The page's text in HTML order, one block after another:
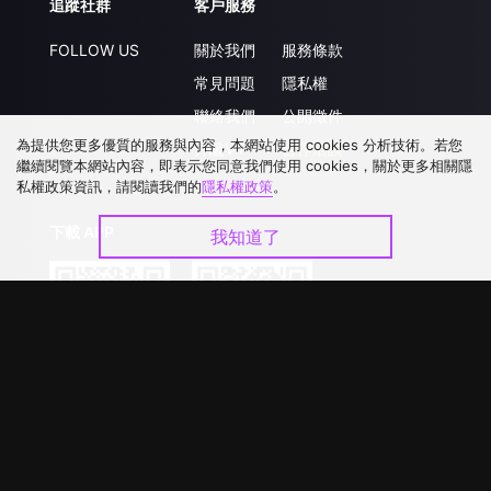
追蹤社群
FOLLOW US
客戶服務
關於我們
常見問題
聯絡我們
升級VIP
服務條款
隱私權
公開徵件
合作洽談
為提供您更多優質的服務與內容，本網站使用 cookies 分析技術。若您
繼續閱覽本網站內容，即表示您同意我們使用 cookies，關於更多相關隱
私權政策資訊，請閱讀我們的隱私權政策。
我知道了